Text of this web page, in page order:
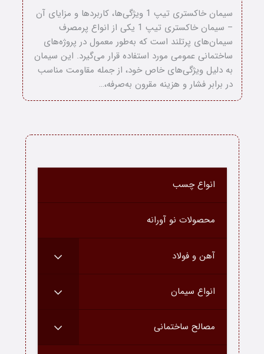
خانه
درباره ما
ارتباط با ما
دسته محصولات
بلاگ
سیمان خاکستری تیپ 1 ویژگی‌ها، کاربردها و مزایای آن
– سیمان خاکستری تیپ 1 یکی از انواع پرمصرف
سیمان‌های پرتلند است که به‌طور معمول در پروژه‌های
ساختمانی عمومی مورد استفاده قرار می‌گیرد. این سیمان
به دلیل ویژگی‌های خاص خود، از جمله مقاومت مناسب
در برابر فشار و هزینه مقرون به‌صرفه،…
انواع چسب
محصولات نو آورانه
آهن و فولاد
انواع سیمان
مصالح ساختمانی